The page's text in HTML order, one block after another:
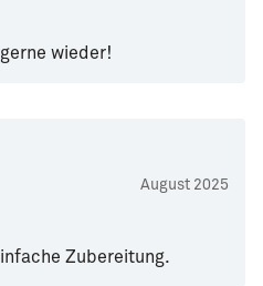
wieder!
August 2025
Zubereitung.